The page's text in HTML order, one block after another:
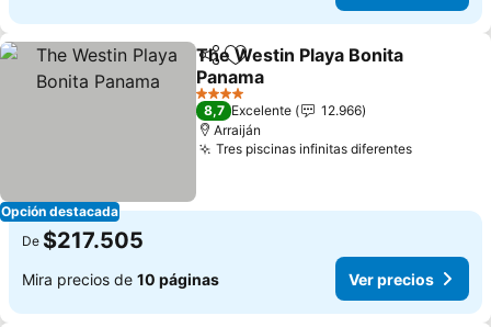
Opción destacada
Compartir
Agregar a favoritos
The Westin Playa Bonita
Panama
Ver precios
4 Estrellas
8,7 Excelente
12.966
Arraiján
Tres piscinas infinitas diferentesVer
De $217.505
Mira precios de 10 páginas Ver precios